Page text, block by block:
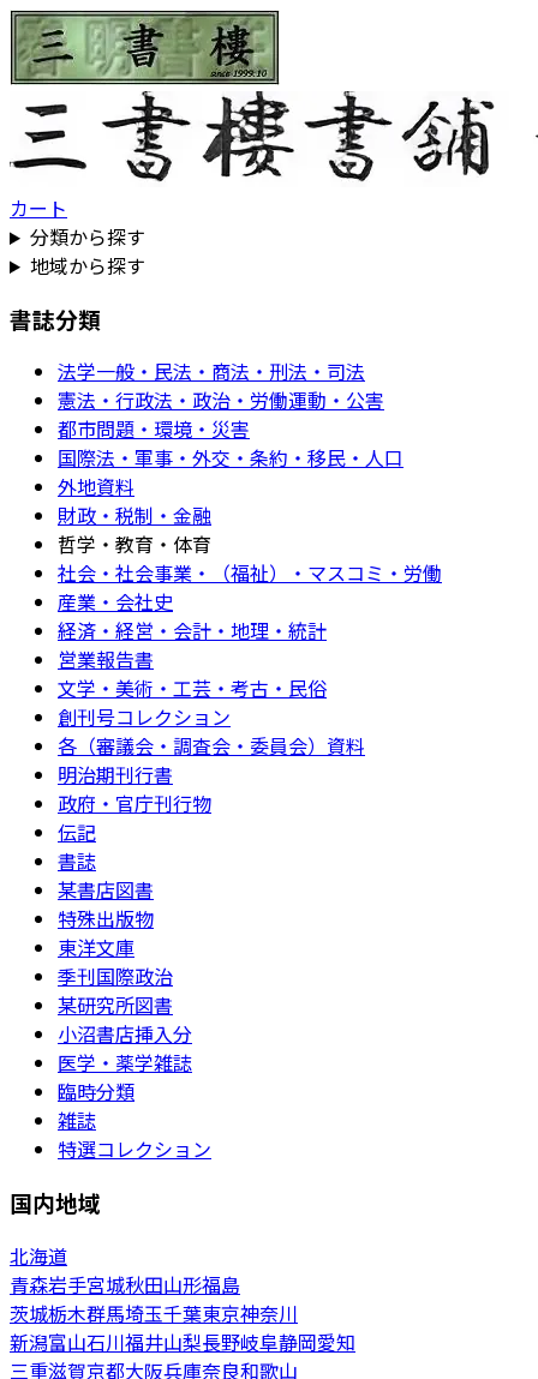
カート
分類から探す
地域から探す
書誌分類
法学一般・民法・商法・刑法・司法
憲法・行政法・政治・労働運動・公害
都市問題・環境・災害
国際法・軍事・外交・条約・移民・人口
外地資料
財政・税制・金融
哲学・教育・体育
社会・社会事業・（福祉）・マスコミ・労働
産業・会社史
経済・経営・会計・地理・統計
営業報告書
文学・美術・工芸・考古・民俗
創刊号コレクション
各（審議会・調査会・委員会）資料
明治期刊行書
政府・官庁刊行物
伝記
書誌
某書店図書
特殊出版物
東洋文庫
季刊国際政治
某研究所図書
小沼書店挿入分
医学・薬学雑誌
臨時分類
雑誌
特選コレクション
国内地域
北海道
青森岩手宮城秋田山形福島
茨城栃木群馬埼玉千葉東京神奈川
新潟富山石川福井山梨長野岐阜静岡愛知
三重滋賀京都大阪兵庫奈良和歌山